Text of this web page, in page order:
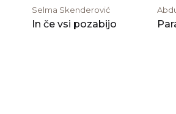
Selma Skenderović
In če vsi pozabijo